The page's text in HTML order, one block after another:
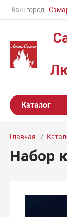
Ваш город:
Каталог
Главная
Набор